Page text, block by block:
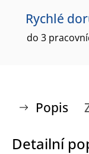
Rychlé
do 3
Popis
Detailní